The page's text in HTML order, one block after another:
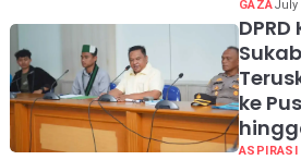
GAZAJuly
ke
ASPIRASI